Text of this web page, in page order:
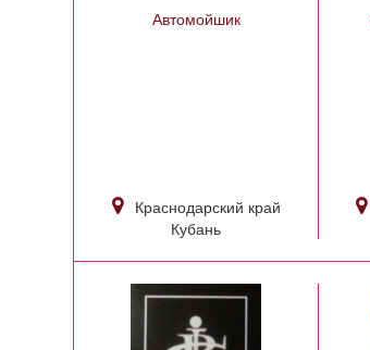
Автомойшик
Краснодарский край
Кубань